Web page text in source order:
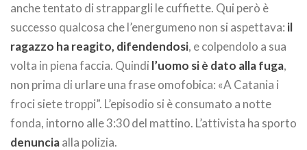
anche tentato di strappargli le cuffiette. Qui però è
successo qualcosa che l’energumeno non si aspettava: il
ragazzo ha reagito, difendendosi, e colpendolo a sua
volta in piena faccia. Quindi l’uomo si è dato alla fuga,
non prima di urlare una frase omofobica: «A Catania i
froci siete troppi”. L’episodio si è consumato a notte
fonda, intorno alle 3:30 del mattino. L’attivista ha sporto
denunciaalla polizia.